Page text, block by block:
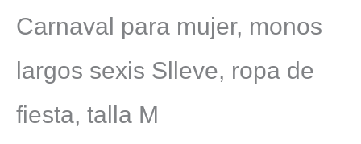
Carnaval para mujer, monos
largos sexis Slleve, ropa de
fiesta, talla M